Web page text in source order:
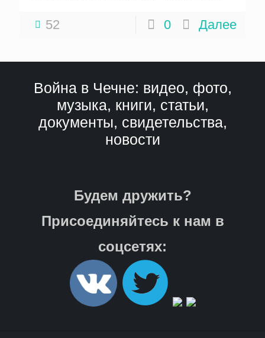
52 0 Далее
Война в Чечне: видео, фото,
музыка, книги, статьи,
документы, свидетельства,
новости
Будем дружить?
Присоединяйтесь к нам в
соцсетях: